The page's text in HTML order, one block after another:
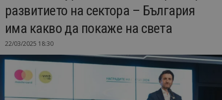
развитието на сектора – България
има какво да покаже на света
22/03/2025 18:30